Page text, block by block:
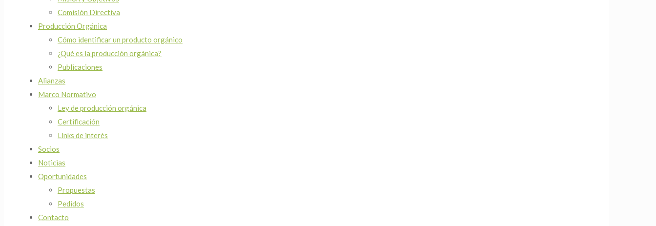
Comisión Directiva
Producción Orgánica
Cómo identificar un producto orgánico
¿Qué es la producción orgánica?
Publicaciones
Alianzas
Marco Normativo
Ley de producción orgánica
Certificación
Links de interés
Socios
Noticias
Oportunidades
Propuestas
Pedidos
Contacto